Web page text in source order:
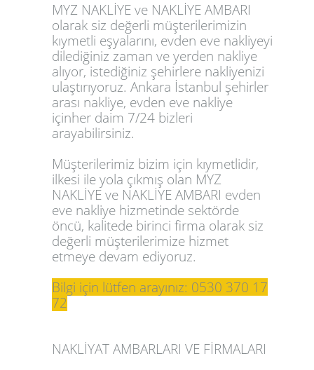
MYZ NAKLİYE ve NAKLİYE AMBARI
olarak siz değerli müşterilerimizin
kıymetli eşyalarını, evden eve nakliyeyi
dilediğiniz zaman ve yerden nakliye
alıyor, istediğiniz şehirlere nakliyenizi
ulaştırıyoruz. Ankara İstanbul şehirler
arası nakliye, evden eve nakliye
içinher daim 7/24 bizleri
arayabilirsiniz.
Müşterilerimiz bizim için kıymetlidir,
ilkesi ile yola çıkmış olan MYZ
NAKLİYE ve NAKLİYE AMBARI evden
eve nakliye hizmetinde sektörde
öncü, kalitede birinci firma olarak siz
değerli müşterilerimize hizmet
etmeye devam ediyoruz.
Bilgi için lütfen arayınız: 0530 370 17
72
NAKLİYAT AMBARLARI VE FİRMALARI